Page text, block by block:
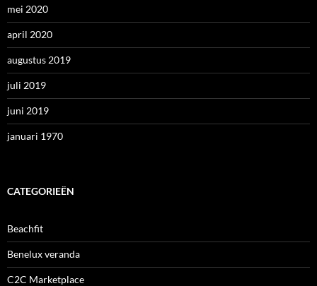
mei 2020
april 2020
augustus 2019
juli 2019
juni 2019
januari 1970
CATEGORIEËN
Beachfit
Benelux veranda
C2C Marketplace